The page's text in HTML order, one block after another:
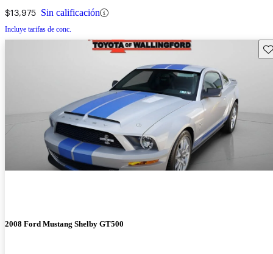
$13,975 Sin calificación
Incluye tarifas de conc.
2008 Ford Mustang Shelby GT500